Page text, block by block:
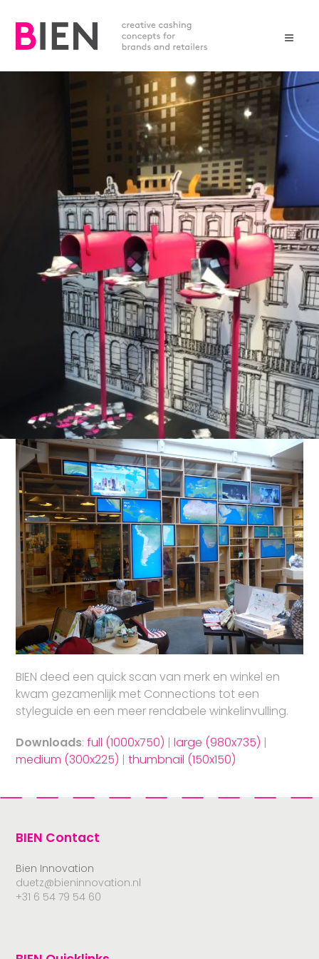
BIEN deed een quick scan van merk en winkel en
kwam gezamenlijk met Connections tot een
styleguide en een meer rendabele winkelinvulling.
Downloads:full (1000x750) |large (980x735) |
medium (300x225) |thumbnail (150x150)
BIEN Contact
Bien Innovation
duetz@bieninnovation.nl
+31 6 54 79 54 60